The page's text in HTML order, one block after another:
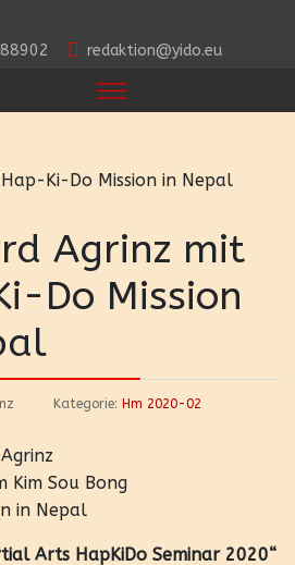
redaktion@yido.eu
Agrinz mit
Do Mission
Kategorie: Hm 2020-02
Kim Sou Bong
in Nepal
Arts HapKiDo Seminar 2020“